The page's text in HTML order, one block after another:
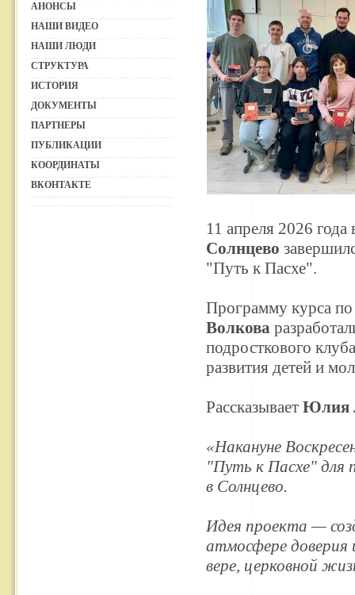
АНОНСЫ
НАШИ ВИДЕО
НАШИ ЛЮДИ
СТРУКТУРА
ИСТОРИЯ
ДОКУМЕНТЫ
ПАРТНЕРЫ
ПУБЛИКАЦИИ
КООРДИНАТЫ
ВКОНТАКТЕ
11 апреля 2026 года
Солнцево
"Путь к Пасхе".
Программу курса по
Волкова
подросткового
развития детей и
Рассказывает Юлия
«Накануне
"Путь к Пасхе" для
в Солнцево.
Идея проекта —
атмосфере
вере, церковной